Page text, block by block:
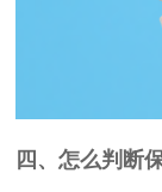
四、怎么判断